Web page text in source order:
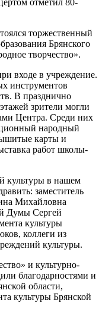
отметил 80-
торжественный
Брянского
творчество».
входе в учреждение.
инструментов
В празднично
зрители могли
Центра. Среди них
народный
карты и
работ школы-
культуры в нашем
заместитель
Михайловна
Думы Сергей
культуры
коллеги из
культуры.
и культурно-
благодарностями и
области,
культуры Брянской